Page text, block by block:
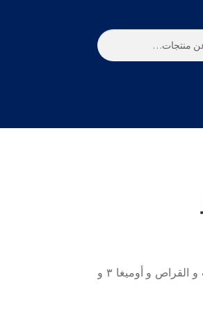
تركيبة تآزرية من الكولاجين و الجلوكوزامين و الكوندرويتين و روز هيب و القراص و أوميغا ٣ و